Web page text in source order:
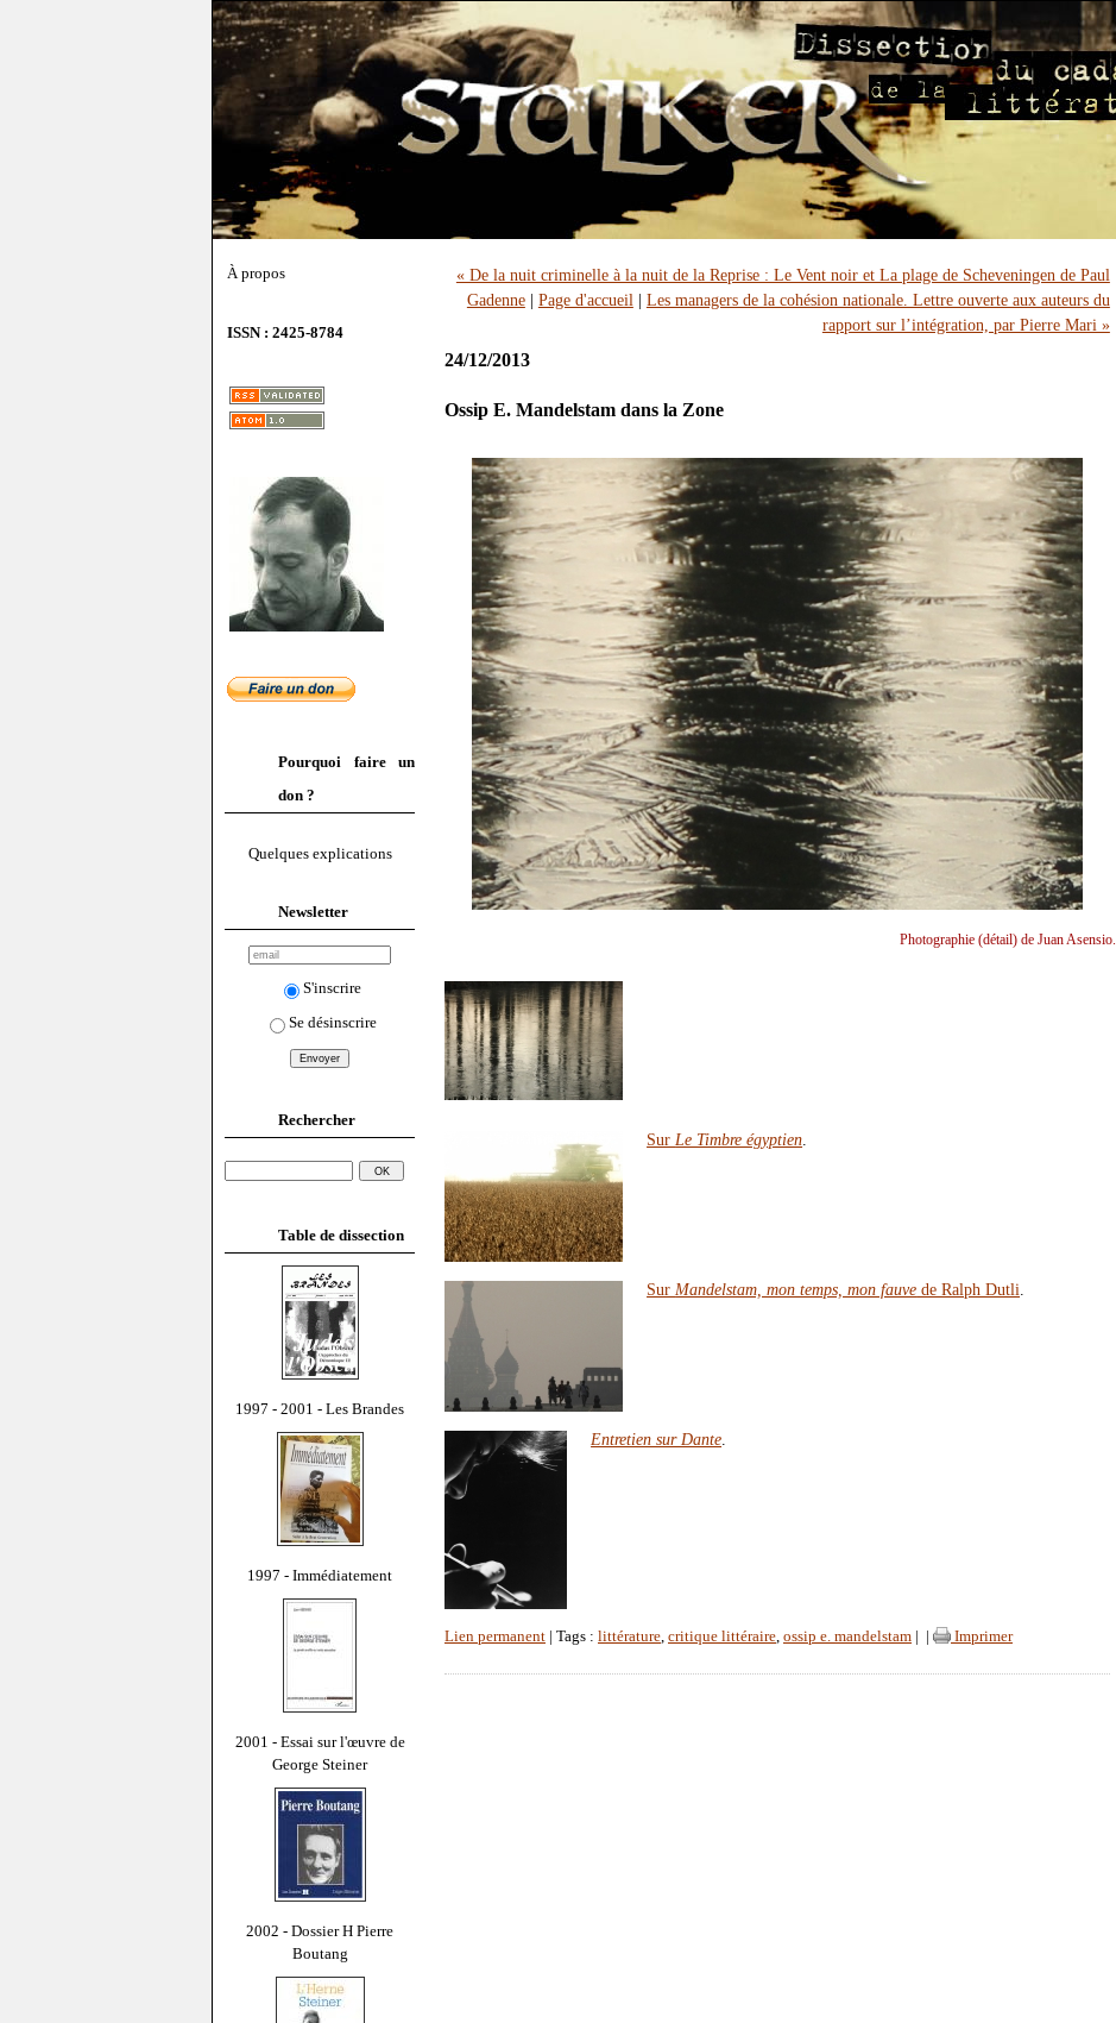
À propos
ISSN : 2425-8784
Pourquoi faire un
don ?
Quelques explications
Newsletter
S'inscrire
Se désinscrire
Rechercher
Table de dissection
1997 - 2001 - Les Brandes
1997 - Immédiatement
2001 - Essai sur l'œuvre de
George Steiner
2002 - Dossier H Pierre
Boutang
« De la nuit criminelle à la nuit de la Reprise : Le Vent noir et La plage de Scheveningen de Paul
Gadenne| Page d'accueil | Les managers de la cohésion nationale. Lettre ouverte aux auteurs du
rapport sur l’intégration, par Pierre Mari »
24/12/2013
Ossip E. Mandelstam dans la Zone
Photographie (détail) de Juan Asensio.
Sur Le Timbre égyptien
Sur Mandelstam, mon temps, mon fauve de Ralph Dutli
Entretien sur Dante
Lien permanent | Tags : littérature, critique littéraire, ossip e. mandelstam Imprimer